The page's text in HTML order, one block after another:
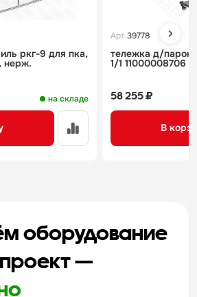
ркг-9 для пка,
нерж.
на складе
Арт.39778
тележка д/
1/1 11000008706
58 255 ₽
В
оборудование
—